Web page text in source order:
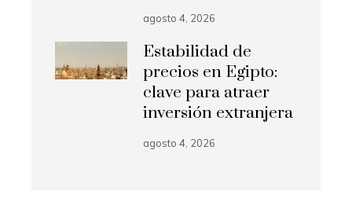
agosto 4, 2026
Estabilidad de
precios en Egipto:
clave para atraer
inversión extranjera
agosto 4, 2026